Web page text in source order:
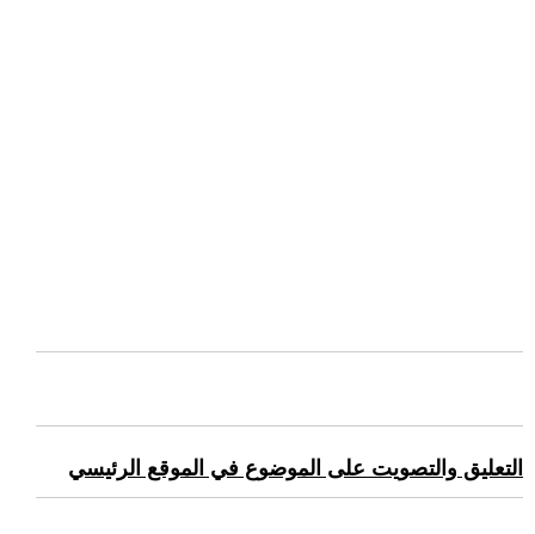
التعليق والتصويت على الموضوع في الموقع الرئيسي